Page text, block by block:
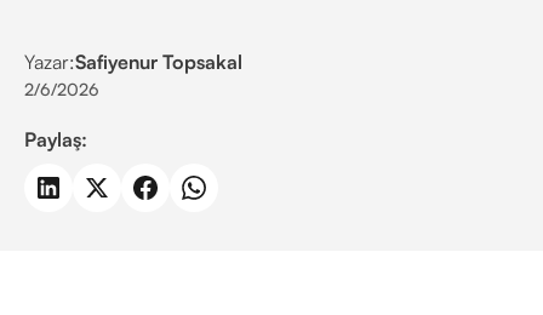
Yazar:Safiyenur Topsakal
2/6/2026
Paylaş: